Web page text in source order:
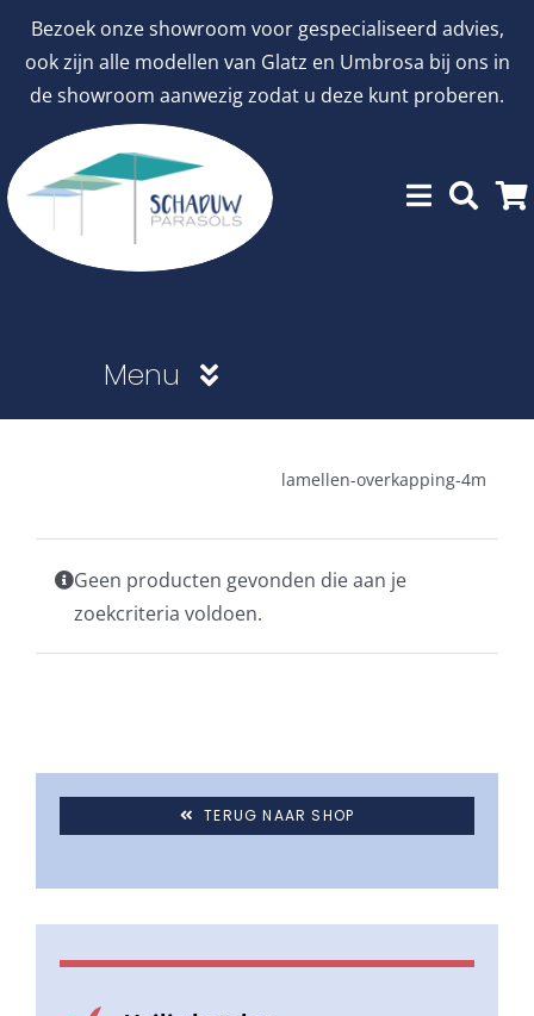
Bezoek onze showroom voor gespecialiseerd advies,
ook zijn alle modellen van Glatz en Umbrosa bij ons in
de showroom aanwezig zodat u deze kunt proberen.
inhoud
Menu
Stokparasols
lamellen-overkapping-4m
Geen producten gevonden die aan je
zoekcriteria voldoen.
TERUG NAAR SHOP